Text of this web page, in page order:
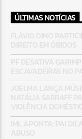
ÚLTIMAS NOTÍCIAS